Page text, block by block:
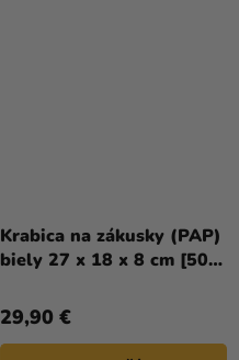
Krabica na zákusky (PAP)
biely 27 x 18 x 8 cm [50
29,90 €